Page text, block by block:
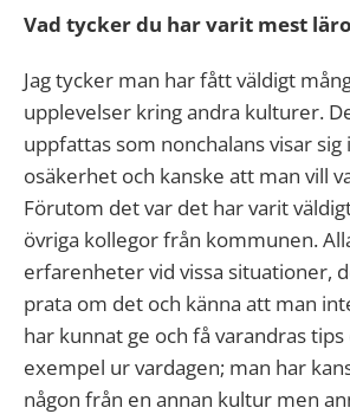
Vad tycker du har varit mest
Jag tycker man har fått väldigt
upplevelser kring andra kulturer.
uppfattas som nonchalans visar sig
osäkerhet och kanske att man vill
Förutom det var det har varit
övriga kollegor från kommunen.
erfarenheter vid vissa situationer,
prata om det och känna att man
har kunnat ge och få varandras
exempel ur vardagen; man har
någon från en annan kultur men